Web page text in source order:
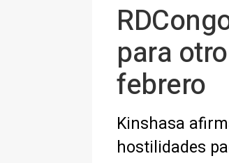
para
febrero
Kinshasa
hostilidades